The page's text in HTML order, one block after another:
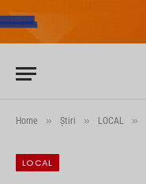
Home » Știri » LOCAL »
LOCAL